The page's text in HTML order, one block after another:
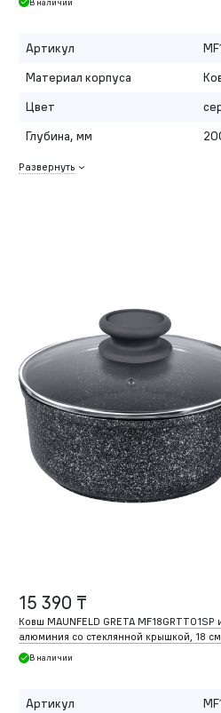
Артикул
Материал корпуса
Цвет
Глубина, мм
Развернуть
15 390 ₸
Ковш MAUNFELD GRETA MF18GRTT01SP
алюминия со стеклянной крышкой, 18
В наличии
Артикул